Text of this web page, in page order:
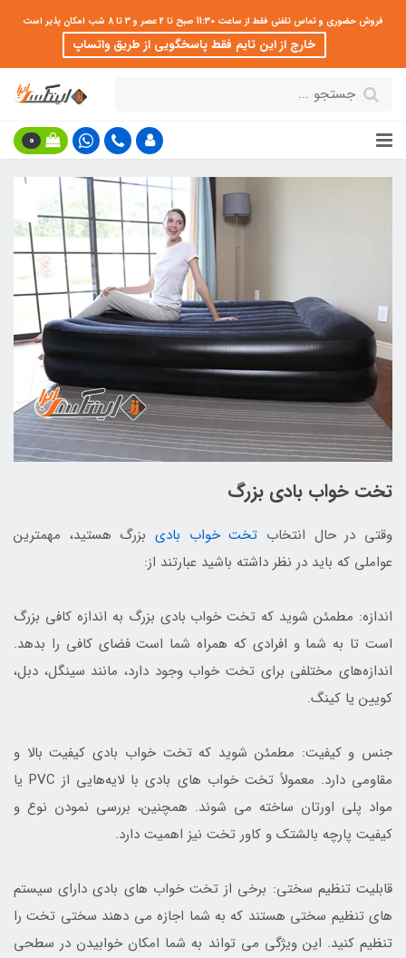
فروش حضوری و تماس تلفنی فقط از ساعت 11:30 صبح تا 2 عصر و 3 تا 8 شب امکان پذیر است
خارج از این تایم فقط پاسخگویی از طریق واتساپ
0
تخت خواب بادی بزرگ
وقتی در حال انتخاب تخت خواب بادی بزرگ هستید، مهمترین
عواملی که باید در نظر داشته باشید عبارتند از:
اندازه: مطمئن شوید که تخت خواب بادی بزرگ به اندازه کافی بزرگ
است تا به شما و افرادی که همراه شما است فضای کافی را بدهد.
اندازه‌های مختلفی برای تخت خواب وجود دارد، مانند سینگل، دبل،
کویین یا کینگ.
جنس و کیفیت: مطمئن شوید که تخت خواب بادی کیفیت بالا و
مقاومی دارد. معمولاً تخت خواب های بادی با لایه‌هایی از PVC یا
مواد پلی اورتان ساخته می شوند. همچنین، بررسی نمودن نوع و
کیفیت پارچه بالشتک و کاور تخت نیز اهمیت دارد.
قابلیت تنظیم سختی: برخی از تخت خواب های بادی دارای سیستم
های تنظیم سختی هستند که به شما اجازه می دهند سختی تخت را
تنظیم کنید. این ویژگی می تواند به شما امکان خوابیدن در سطحی